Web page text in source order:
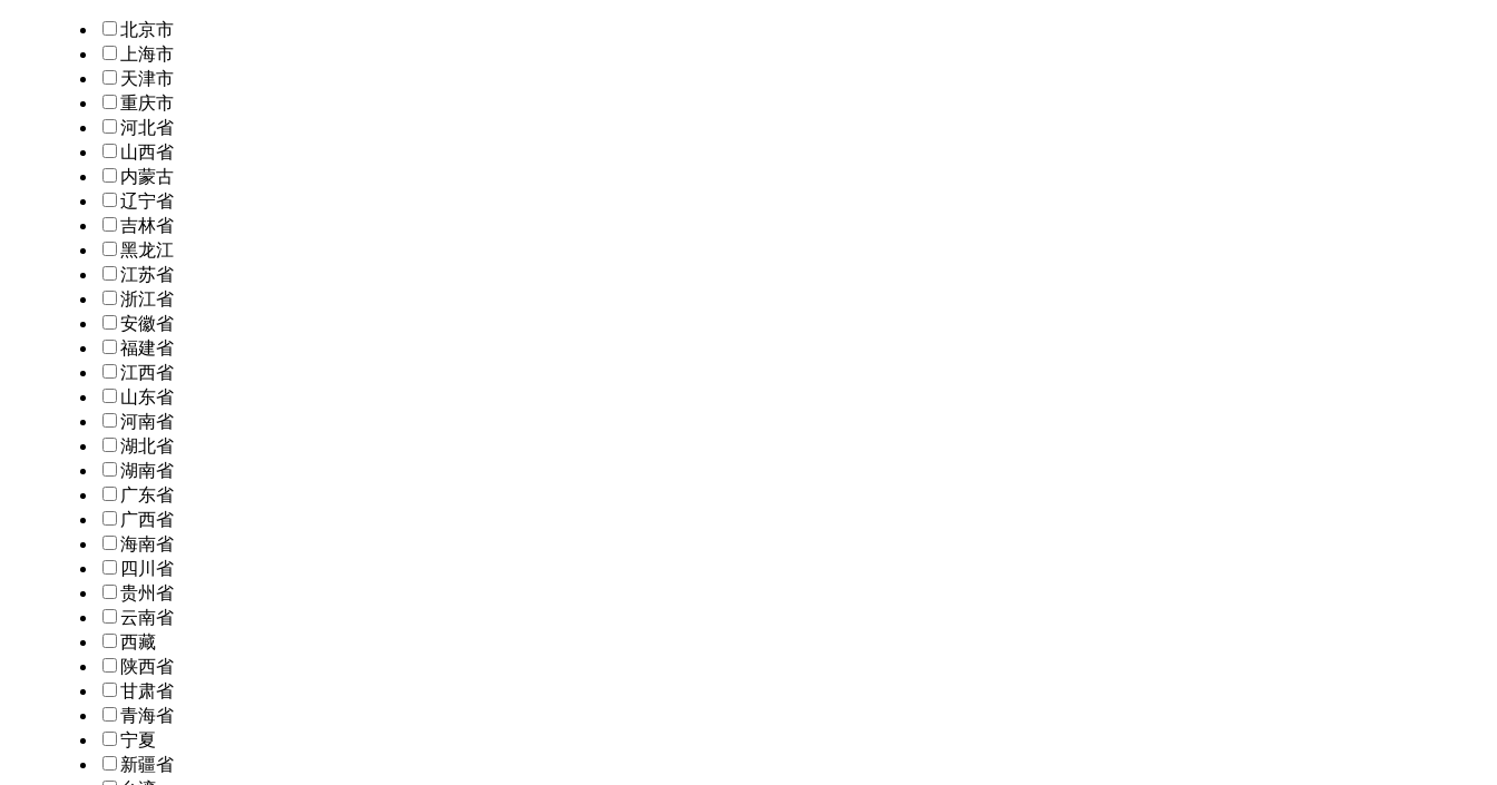
北京市
上海市
天津市
重庆市
河北省
山西省
内蒙古
辽宁省
吉林省
黑龙江
江苏省
浙江省
安徽省
福建省
江西省
山东省
河南省
湖北省
湖南省
广东省
广西省
海南省
四川省
贵州省
云南省
西藏
陕西省
甘肃省
青海省
宁夏
新疆省